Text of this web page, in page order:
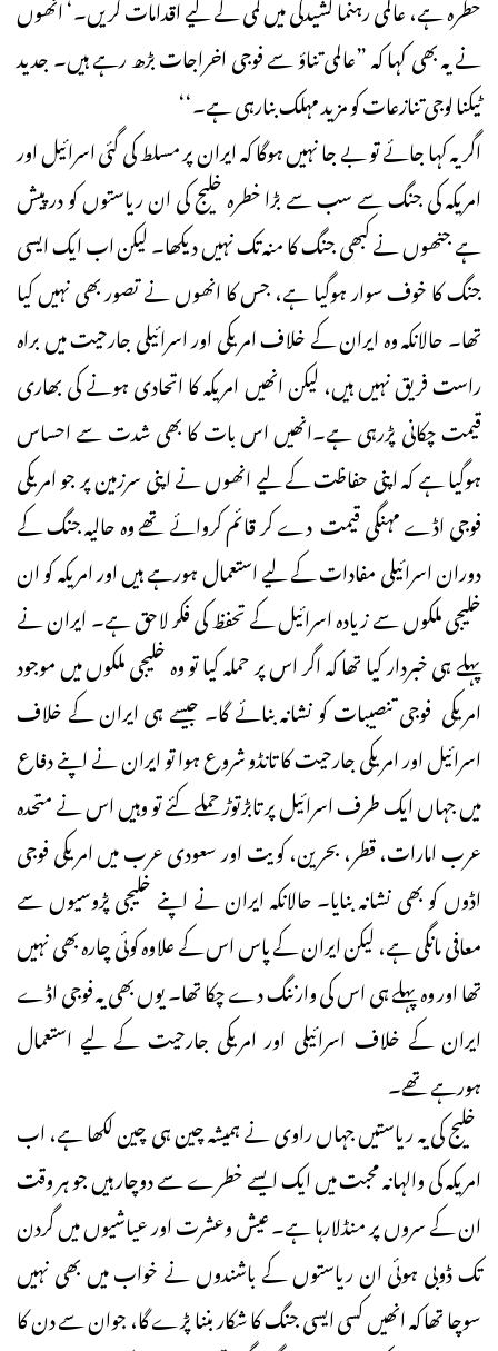
نے یہ بھی کہا کہ ”عالمی تناؤ سے فوجی اخراجات بڑھ رہے ہیں۔ جدید
ٹیکنا لوجی تنازعات کو مزید مہلک بنارہی ہے۔‘‘
اگر یہ کہا جائے تو بے جا نہیں ہوگا کہ ایران پر مسلط کی گئی اسرائیل اور
امریکہ کی جنگ سے سب سے بڑا خطرہ خلیج کی ان ریاستوں کو درپیش
ہے جنھوں نے کبھی جنگ کا منہ تک نہیں دیکھا۔ لیکن اب ایک ایسی
جنگ کا خوف سوار ہوگیا ہے، جس کا انھوں نے تصور بھی نہیں کیا
تھا۔ حالانکہ وہ ایران کے خلاف امریکی اور اسرائیلی جارحیت میں براہ
راست فریق نہیں ہیں، لیکن انھیں امریکہ کا اتحادی ہونے کی بھاری
قیمت چکانی پڑرہی ہے۔انھیں اس بات کا بھی شدت سے احساس
ہوگیا ہے کہ اپنی حفاظت کے لیے انھوں نے اپنی سرزمین پر جو امریکی
فوجی اڈے مہنگی قیمت دے کر قائم کروائے تھے وہ حالیہ جنگ کے
دوران اسرائیلی مفادات کے لیے استعمال ہورہے ہیں اور امریکہ کو ان
خلیجی ملکوں سے زیادہ اسرائیل کے تحفظ کی فکر لاحق ہے۔ ایران نے
پہلے ہی خبردار کیا تھا کہ اگر اس پر حملہ کیا تو وہ خلیجی ملکوں میں موجود
امریکی فوجی تنصیبات کو نشانہ بنائے گا۔ جیسے ہی ایران کے خلاف
اسرائیل اور امریکی جارحیت کا تانڈو شروع ہوا تو ایران نے اپنے دفاع
میں جہاں ایک طرف اسرائیل پر تابڑتوڑ حملے کئے تو وہیں اس نے متحدہ
عرب امارات، قطر، بحرین، کویت اور سعودی عرب میں امریکی فوجی
اڈوں کو بھی نشانہ بنایا۔ حالانکہ ایران نے اپنے خلیجی پڑوسیوں سے
معافی مانگی ہے، لیکن ایران کے پاس اس کے علاوہ کوئی چارہ بھی نہیں
تھا اور وہ پہلے ہی اس کی وارننگ دے چکا تھا۔ یوں بھی یہ فوجی اڈے
ایران کے خلاف اسرائیلی اور امریکی جارحیت کے لیے استعمال
ہورہے تھے۔
خلیج کی یہ ریاستیں جہاں راوی نے ہمیشہ چین ہی چین لکھا ہے، اب
امریکہ کی والہانہ محبت میں ایک ایسے خطرے سے دوچار ہیں جو ہر وقت
ان کے سروں پر منڈلارہا ہے۔ عیش وعشرت اور عیاشیوں میں گردن
تک ڈوبی ہوئی ان ریاستوں کے باشندوں نے خواب میں بھی نہیں
سوچا تھا کہ انھیں کسی ایسی جنگ کا شکار بننا پڑے گا، جوان سے دن کا